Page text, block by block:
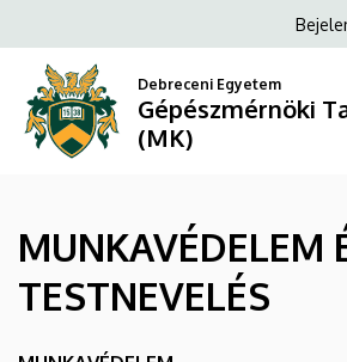
MUNKAVÉDELEM
ÉS
TESTNEVELÉS
Gépészmérnöki
Tanszék
(MK)
a
tartalomra
fiók
Debreceni Egyetem
Gépészmérnöki
(MK)
MUNKAVÉDELEM
TESTNEVELÉS